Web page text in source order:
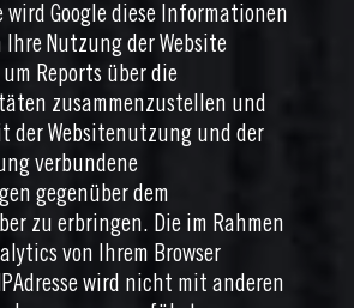
wird Google diese Informationen
Nutzung der Website
Reports über die
zusammenzustellen und
der Websitenutzung und der
verbundene
gegenüber dem
zu erbringen. Die im Rahmen
von Ihrem Browser
wird nicht mit anderen